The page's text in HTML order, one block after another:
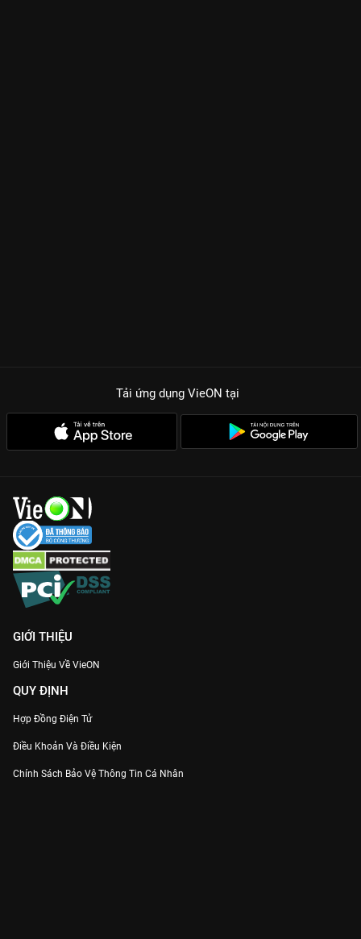
Tải ứng dụng VieON tại
GIỚI THIỆU
Giới Thiệu Về VieON
QUY ĐỊNH
Hợp Đồng Điện Tử
Điều Khoản Và Điều Kiện
Chính Sách Bảo Vệ Thông Tin Cá Nhân